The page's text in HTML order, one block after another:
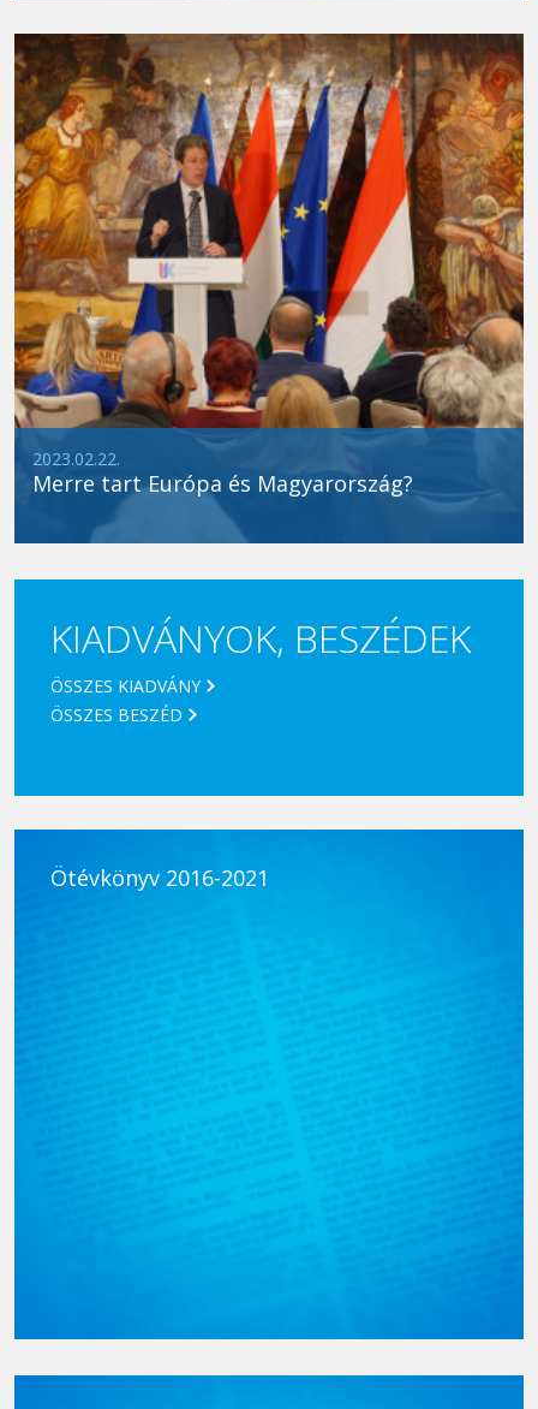
2023.02.22.
Merre tart Európa és Magyarország?
KIADVÁNYOK, BESZÉDEK
ÖSSZES KIADVÁNY
ÖSSZES BESZÉD
Ötévkönyv 2016-2021